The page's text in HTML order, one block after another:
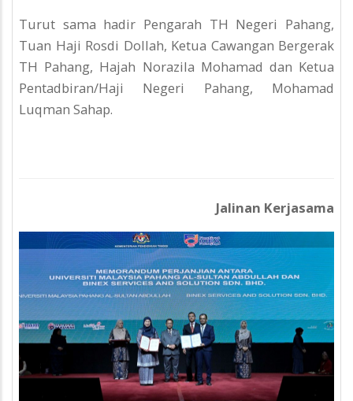
Turut sama hadir Pengarah TH Negeri Pahang,
Tuan Haji Rosdi Dollah, Ketua Cawangan Bergerak
TH Pahang, Hajah Norazila Mohamad dan Ketua
Pentadbiran/Haji Negeri Pahang, Mohamad
Luqman Sahap.
Jalinan Kerjasama